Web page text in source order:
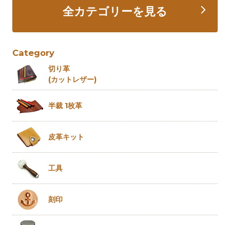
全カテゴリーを見る
Category
切り革
(カットレザー)
半裁 1枚革
皮革キット
工具
刻印